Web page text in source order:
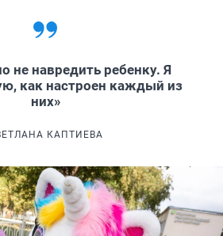
не навредить ребенку. Я
как настроен каждый из
них»
КАПТИЕВА